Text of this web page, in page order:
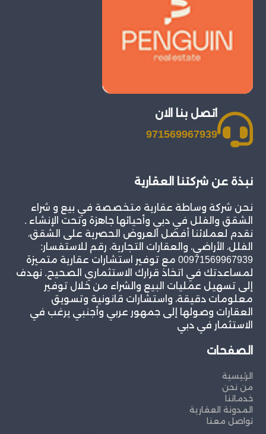
اتصل بنا الان
971569967939
نبذة عن شركتنا العقارية
نحن شركة وساطة عقارية متخصصة في بيع و شراء
الشقق والفلل في دبي وأحيائها جاهزة وتحت الإنشاء .
نقدم لعملائنا أفضل العروض الحصرية على الشقق،
الفلل، الأراضي، والعقارات التجارية، رقم للاستفسار:
00971569967939 مع توفير استشارات عقارية متميزة
لمساعدتك في اتخاذ قرارك الاستثماري الصحيح. نهدف
إلى تسهيل عمليات البيع والشراء من خلال توفير
معلومات دقيقة، واستشارات قانونية وتسويق
العقارات وصولها إلى جمهور عربي وأجنبي يرغب في
الاستثمار في دبي
الصفحات
الرئيسية
من نحن
خدماتنا
المدونة العقارية
تواصل معنا